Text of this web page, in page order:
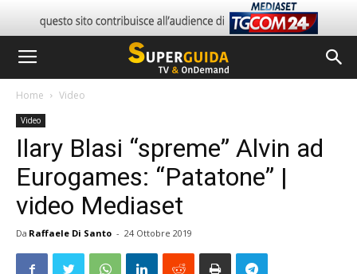
Home Video
Video
Ilary Blasi “spreme” Alvin ad
Eurogames: “Patatone” |
video Mediaset
Da Raffaele Di Santo - 24 Ottobre 2019